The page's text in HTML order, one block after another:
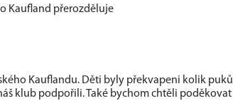
Kaufland přerozděluje
Kauflandu. Děti byly překvapeni kolik puků
klub podpořili. Také bychom chtěli poděkovat